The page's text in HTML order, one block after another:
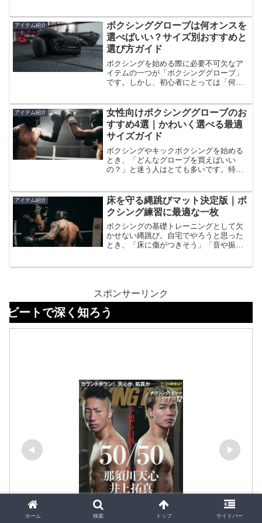
けに紹介し、その後に素材の特徴を解説
します。自分に合ったバンテージを見つ
けるための参考にしてください。
アイテム紹介
ボクシンググローブは何オンスを
選べばいい？サイズ別おすすめと
選び方ガイド
ボクシングを始める際に必要不可欠なア
イテムの一つが「ボクシンググローブ」
です。しかし、初心者にとっては「何オ
は、練習内容に応じたボクシンググロー
ブの選び方について詳しく解説します。
まずは、基本的な知識として、ボクシン
ググローブの種類や選び方のポイントを
おさえていきましょう。
アイテム紹介
女性向けボクシンググローブのお
すすめ4選｜かわいく選べる最適
サイズガイド
ボクシングやキックボクシングを始める
とき、「どんなグローブを買えばいい
の？」と迷う人はとても多いです。特に
こだわりたいポイントがたくさんありま
すよね。この記事では、女性でも扱いや
すい軽量モデルや、手の小さい人にフィ
ットするサイズ感、かわいいカラー展開
のあるグローブを厳選してご紹介しま
す。読み終える頃には、自分にぴったり
アイテム紹介
床を守る縄跳びマット決定版｜ボ
クシング練習に最適な一枚
ボクシングの基礎トレーニングとして欠
かせない縄跳び。自宅でやろうと思った
とき、「床に傷がつきそう」「音や振動
びも長持ちすることで定評のある、ウイ
ニングのゴムシートを中心に、その魅力
や使いどころをわかりやすく紹介しま
す。「安心して縄跳びを続けたい」そん
な方に、きっと役立つ内容です。
スポンサーリンク
く知ろう
ホーム 検索 トップ サイドバー